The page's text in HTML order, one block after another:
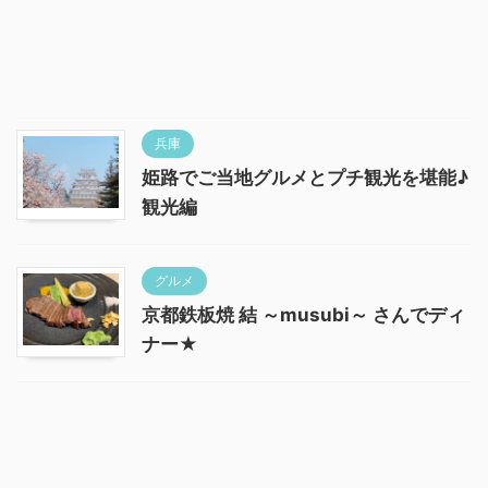
兵庫
姫路でご当地グルメとプチ観光を堪能♪
観光編
グルメ
京都鉄板焼 結 ～musubi～ さんでディ
ナー★